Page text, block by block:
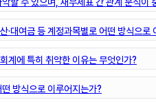
·대여금 등 계정과목별로 어떤 방식으로
계에 특히 취약한 이유는 무엇인가?
방식으로 이루어지는가?